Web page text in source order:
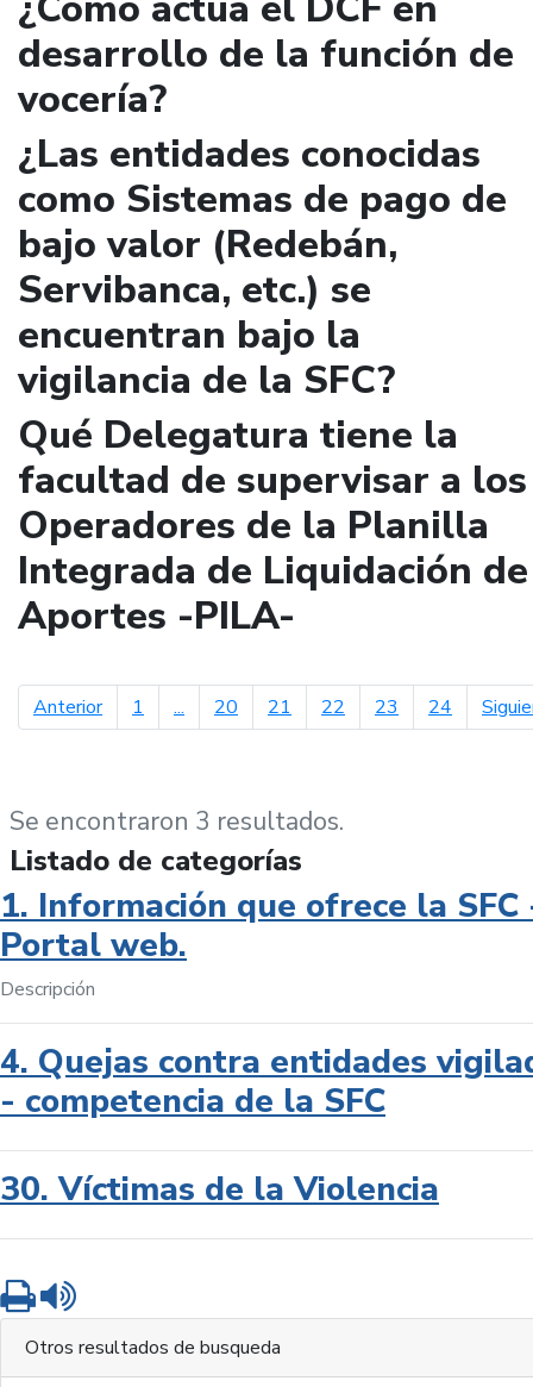
desarrollo de la función de
vocería?
¿Las entidades conocidas
como Sistemas de pago de
bajo valor (Redebán,
Servibanca, etc.) se
encuentran bajo la
vigilancia de la SFC?
Qué Delegatura tiene la
facultad de supervisar a los
Operadores de la Planilla
Integrada de Liquidación de
Aportes -PILA-
Anteriorpágina anterior
1 ... 20 21 22 23 24
Se encontraron 3 resultados.
Listado de categorías
1. Información que ofrece la SFC
Portal web.
Descripción
4. Quejas contra entidades
- competencia de la SFC
30. Víctimas de la Violencia
Imprimir
Otros resultados de busqueda